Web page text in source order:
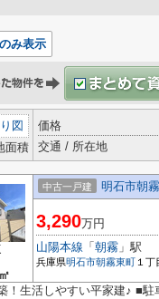
み表示
図
面積
価格
交通 / 所在地
中古一戸建 明石市朝
3,290万円
山陽本線 「 朝霧 」駅
兵庫県明石市朝霧東町 １丁
！生活しやすい平家建♪ ■